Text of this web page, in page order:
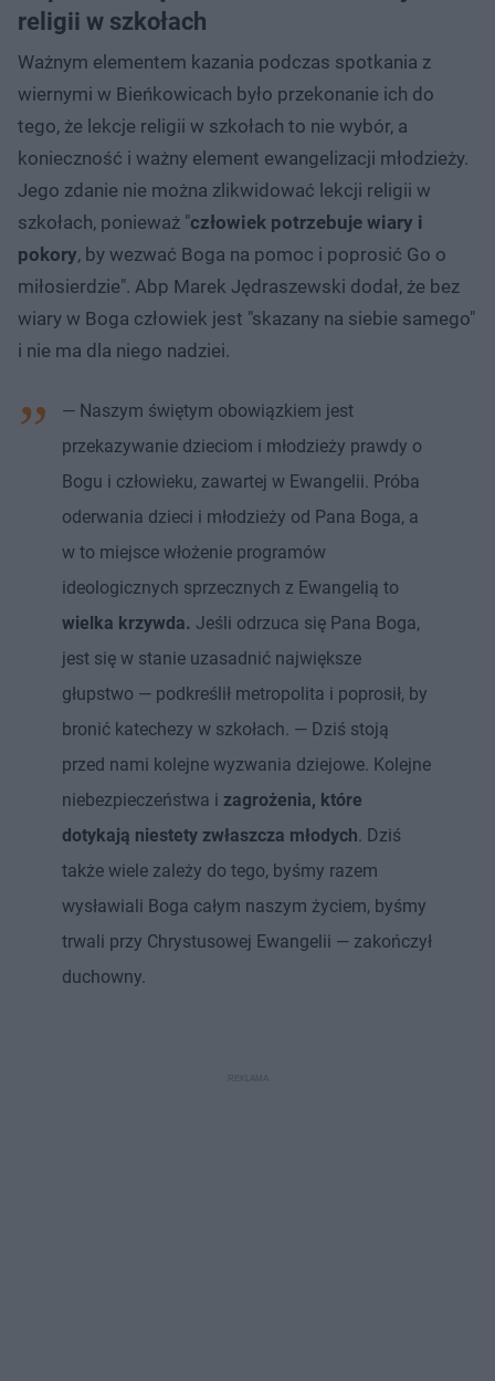
religii w szkołach
Ważnym elementem kazania podczas spotkania z
wiernymi w Bieńkowicach było przekonanie ich do
tego, że lekcje religii w szkołach to nie wybór, a
konieczność i ważny element ewangelizacji młodzieży.
Jego zdanie nie można zlikwidować lekcji religii w
szkołach, ponieważ "człowiek potrzebuje wiary i
pokory, by wezwać Boga na pomoc i poprosić Go o
miłosierdzie". Abp Marek Jędraszewski dodał, że bez
wiary w Boga człowiek jest "skazany na siebie samego"
i nie ma dla niego nadziei.
— Naszym świętym obowiązkiem jest
przekazywanie dzieciom i młodzieży prawdy o
Bogu i człowieku, zawartej w Ewangelii. Próba
oderwania dzieci i młodzieży od Pana Boga, a
w to miejsce włożenie programów
ideologicznych sprzecznych z Ewangelią to
wielka krzywda. Jeśli odrzuca się Pana Boga,
jest się w stanie uzasadnić największe
głupstwo — podkreślił metropolita i poprosił, by
bronić katechezy w szkołach. — Dziś stoją
przed nami kolejne wyzwania dziejowe. Kolejne
niebezpieczeństwa i zagrożenia, które
dotykają niestety zwłaszcza młodych. Dziś
także wiele zależy do tego, byśmy razem
wysławiali Boga całym naszym życiem, byśmy
trwali przy Chrystusowej Ewangelii — zakończył
duchowny.